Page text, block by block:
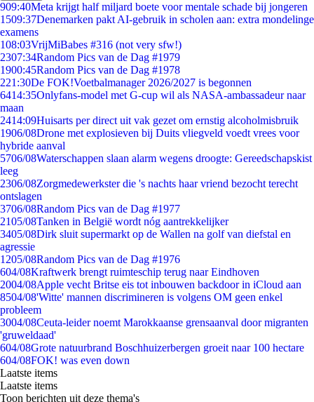
909:40Meta krijgt half miljard boete voor mentale schade bij jongeren
1509:37Denemarken pakt AI-gebruik in scholen aan: extra mondelinge
examens
108:03VrijMiBabes #316 (not very sfw!)
2307:34Random Pics van de Dag #1979
1900:45Random Pics van de Dag #1978
221:30De FOK!Voetbalmanager 2026/2027 is begonnen
6414:35Onlyfans-model met G-cup wil als NASA-ambassadeur naar
maan
2414:09Huisarts per direct uit vak gezet om ernstig alcoholmisbruik
1906/08Drone met explosieven bij Duits vliegveld voedt vrees voor
hybride aanval
5706/08Waterschappen slaan alarm wegens droogte: Gereedschapskist
leeg
2306/08Zorgmedewerkster die 's nachts haar vriend bezocht terecht
ontslagen
3706/08Random Pics van de Dag #1977
2105/08Tanken in België wordt nóg aantrekkelijker
3405/08Dirk sluit supermarkt op de Wallen na golf van diefstal en
agressie
1205/08Random Pics van de Dag #1976
604/08Kraftwerk brengt ruimteschip terug naar Eindhoven
2004/08Apple vecht Britse eis tot inbouwen backdoor in iCloud aan
8504/08'Witte' mannen discrimineren is volgens OM geen enkel
probleem
3004/08Ceuta-leider noemt Marokkaanse grensaanval door migranten
'gruweldaad'
604/08Grote natuurbrand Boschhuizerbergen groeit naar 100 hectare
604/08FOK! was even down
Laatste items
Laatste items
Toon berichten uit deze thema's